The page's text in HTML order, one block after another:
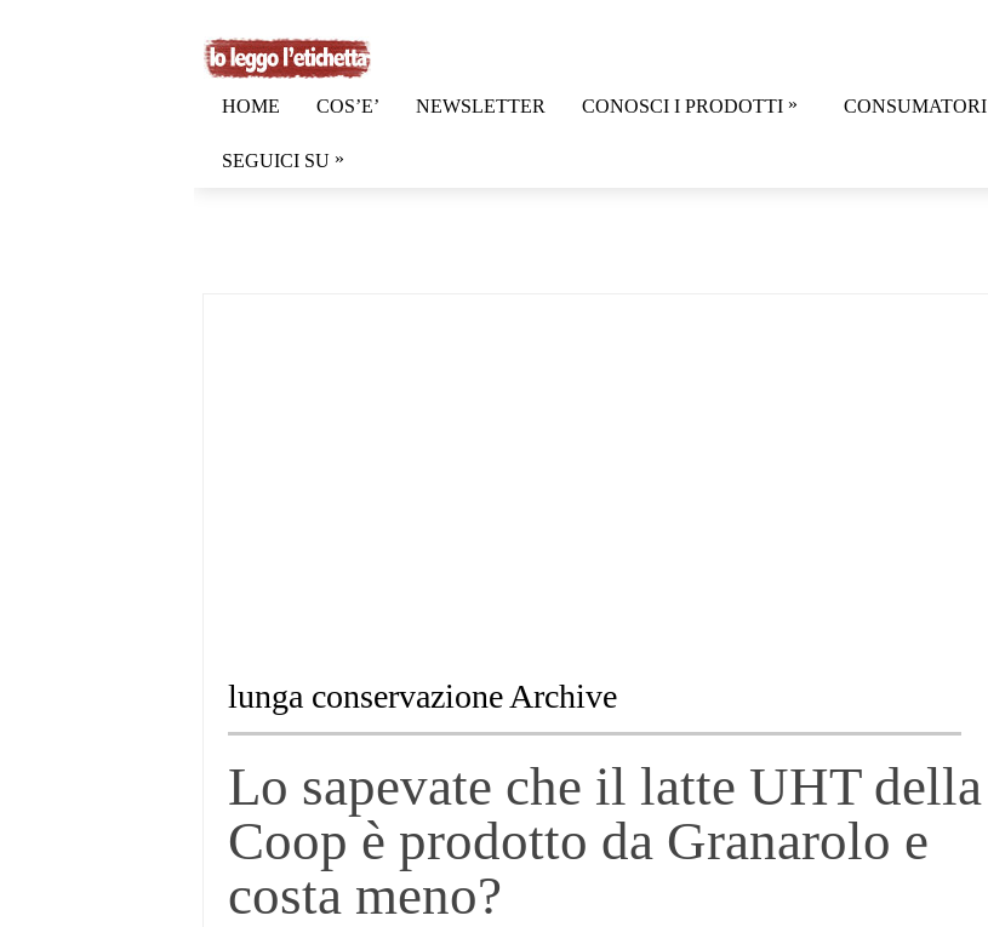
HOME COS’E’ NEWSLETTER CONOSCI I PRODOTTI » CONSUMATORI
SEGUICI SU »
lunga conservazione Archive
Lo sapevate che il latte UHT della
Coop è prodotto da Granarolo e
costa meno?